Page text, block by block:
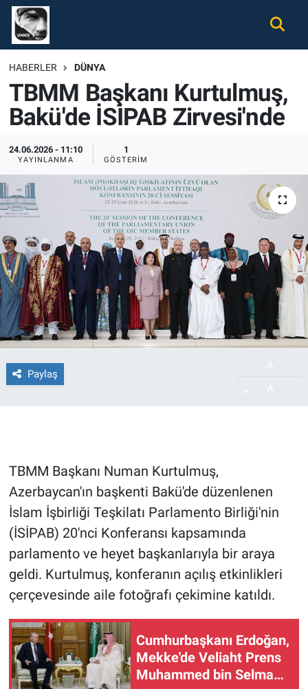
HABERLER DÜNYA
TBMM Başkanı Kurtulmuş,
Bakü'de İSİPAB Zirvesi'nde
24.06.2026 - 11:10
YAYINLANMA
1
GÖSTERIM
Paylaş
TBMM Başkanı Numan Kurtulmuş,
Azerbaycan'ın başkenti Bakü'de düzenlenen
İslam İşbirliği Teşkilatı Parlamento Birliği'nin
(İSİPAB) 20'nci Konferansı kapsamında
parlamento ve heyet başkanlarıyla bir araya
geldi. Kurtulmuş, konferanın açılış etkinlikleri
çerçevesinde aile fotoğrafı çekimine katıldı.
Cumhurbaşkanı Erdoğan,
Mekke'de Veliaht Prens
Muhammed bin Selman
Gündem
Ekonomi
Spor
Magazin
Tüm Haberler
İletişim
Künye
Nöbetçi Eczaneler
Hava Durumu
Namaz Vakitleri
Trafik Durumu
Süper Lig Puan Durumu ve Fikstür
Tüm Manşetler
Son Dakika Haberleri
Haber Arşivi